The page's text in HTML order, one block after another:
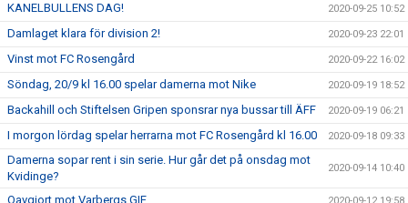
KANELBULLENS DAG! 2020-09-25 10:52
Damlaget klara för division 2! 2020-09-23 22:01
Vinst mot FC Rosengård 2020-09-22 16:02
Söndag, 20/9 kl 16.00 spelar damerna mot Nike 2020-09-19 18:52
Backahill och Stiftelsen Gripen sponsrar nya bussar till ÄFF 2020-09-19 06:21
I morgon lördag spelar herrarna mot FC Rosengård kl 16.00 2020-09-18 09:33
Damerna sopar rent i sin serie. Hur går det på onsdag mot
Kvidinge?
2020-09-14 10:40
Oavgjort mot Varbergs GIF